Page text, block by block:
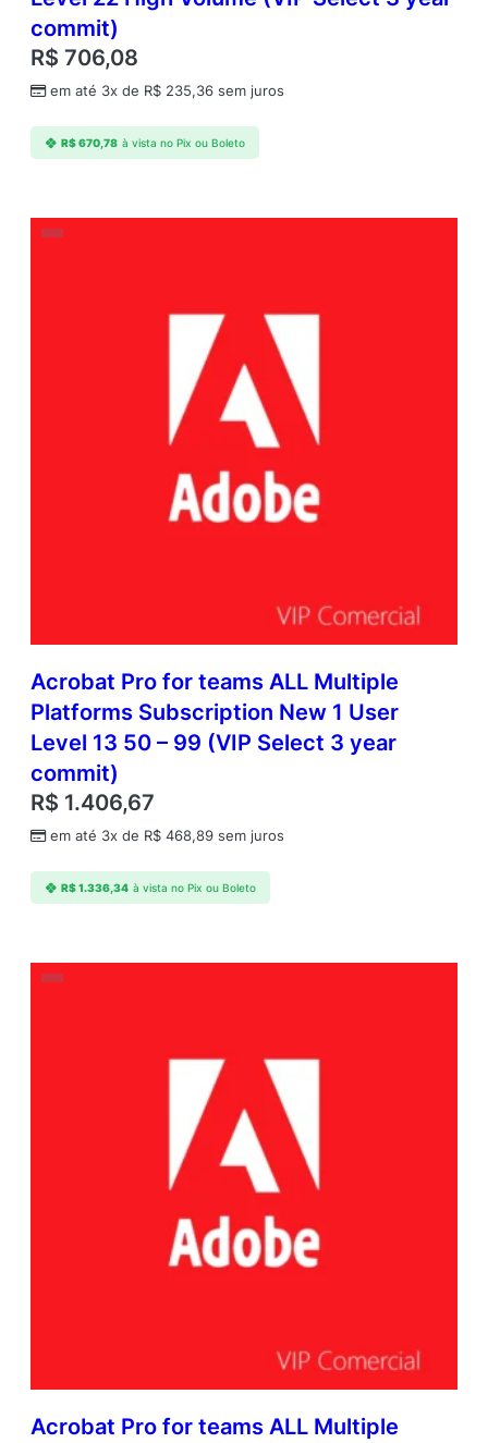
commit)
R$ 706,08
em até 3x de R$ 235,36 sem juros
R$670,78 à vista no Pix ou Boleto
Acrobat Pro for teams ALL Multiple
Platforms Subscription New 1 User
Level 13 50 – 99 (VIP Select 3 year
commit)
R$ 1.406,67
em até 3x de R$ 468,89 sem juros
R$1.336,34 à vista no Pix ou Boleto
Acrobat Pro for teams ALL Multiple